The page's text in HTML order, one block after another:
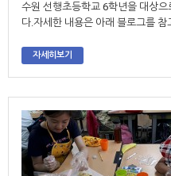
수원 선행초등학교 6학년을 대상
다.자세한 내용은 아래 블로그를 참
자세히보기